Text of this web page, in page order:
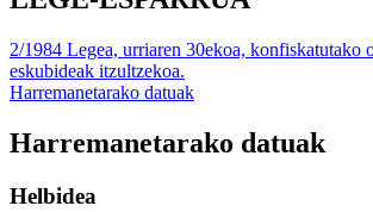
2/1984 Legea, urriaren 30ekoa, konfiskatutako
eskubideak itzultzekoa.
Harremanetarako datuak
Harremanetarako datuak
Helbidea